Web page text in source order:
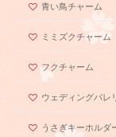
青い鳥チャーム
ミミズクチャーム
フクチャーム
ウェディングバレ
うさぎキーホルダ